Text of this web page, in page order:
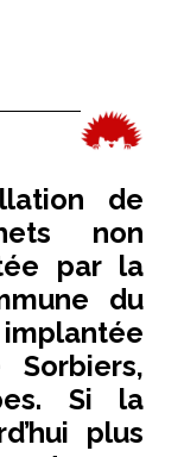
de
non
par la
du
Si la
plus